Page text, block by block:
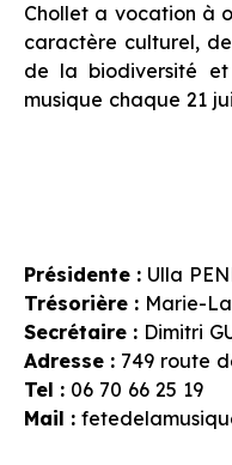
Chollet a vocation à
caractère culturel,
de la biodiversité
musique chaque 21
Présidente : Ulla
Trésorière : Marie-
Secrétaire : Dimitri
Adresse : 749 route
Tel : 06 70 66 25 19
Mail :